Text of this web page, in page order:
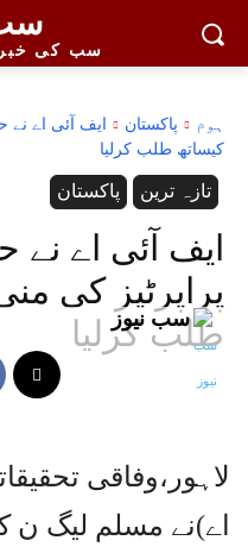
سب
سب کی
ہوم پاکستان
ایف آئی اے نے
کیساتھ طلب کرلیا
پاکستان تازہ ترین
ایف آئی اے نے
پراپرٹیز کی
طلب کرلیا
سب نیوز
لاہور،وفاقی
اے)نے مسلم لیگ ن